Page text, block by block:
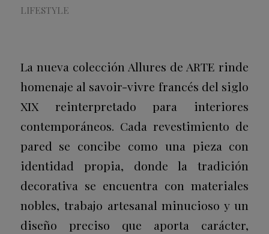
LIFESTYLE
La nueva colección Allures de ARTE rinde
homenaje al savoir-vivre francés del siglo
XIX reinterpretado para interiores
contemporáneos. Cada revestimiento de
pared se concibe como una pieza con
identidad propia, donde la tradición
decorativa se encuentra con materiales
nobles, trabajo artesanal minucioso y un
diseño preciso que aporta carácter,